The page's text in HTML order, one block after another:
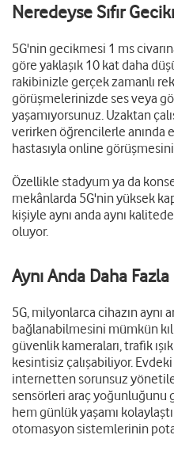
Neredeyse Sıfır
5G'nin gecikmesi 1 ms
göre yaklaşık 10 kat daha
rakibinizle gerçek zamanlı
görüşmelerinizde ses veya
yaşamıyorsunuz. Uzaktan
verirken öğrencilerle
hastasıyla online
Özellikle stadyum ya da
mekânlarda 5G'nin yüksek
kişiyle aynı anda aynı
oluyor.
Aynı Anda Daha
5G, milyonlarca cihazın aynı
bağlanabilmesini mümkün
güvenlik kameraları, trafik
kesintisiz çalışabiliyor. Evdeki
internetten sorunsuz
sensörleri araç yoğunluğunu
hem günlük yaşamı
otomasyon sistemlerinin